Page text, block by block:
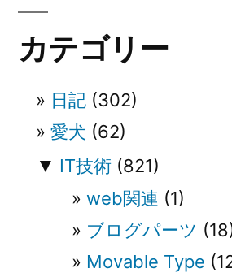
シ
ョ
カテゴリー
日記 (302)
愛犬 (62)
▼ IT技術 (821)
web関連 (1)
ブログパーツ
Movable Type